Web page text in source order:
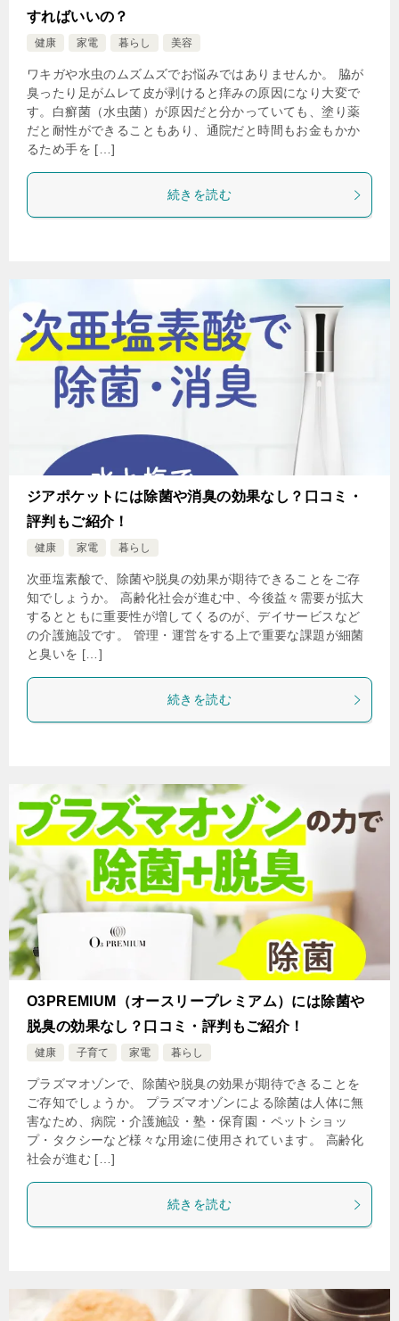
すればいいの？
健康 家電 暮らし 美容
ワキガや水虫のムズムズでお悩みではありませんか。 脇が
臭ったり足がムレて皮が剥けると痒みの原因になり大変で
す。白癬菌（水虫菌）が原因だと分かっていても、塗り薬
だと耐性ができることもあり、通院だと時間もお金もかか
るため手を […]
続きを読む
ジアポケットには除菌や消臭の効果なし？口コミ・
評判もご紹介！
健康 家電 暮らし
次亜塩素酸で、除菌や脱臭の効果が期待できることをご存
知でしょうか。 高齢化社会が進む中、今後益々需要が拡大
するとともに重要性が増してくるのが、デイサービスなど
の介護施設です。 管理・運営をする上で重要な課題が細菌
と臭いを […]
続きを読む
O3PREMIUM（オースリープレミアム）には除菌や
脱臭の効果なし？口コミ・評判もご紹介！
健康 子育て 家電 暮らし
プラズマオゾンで、除菌や脱臭の効果が期待できることを
ご存知でしょうか。 プラズマオゾンによる除菌は人体に無
害なため、病院・介護施設・塾・保育園・ペットショッ
プ・タクシーなど様々な用途に使用されています。 高齢化
社会が進む […]
続きを読む